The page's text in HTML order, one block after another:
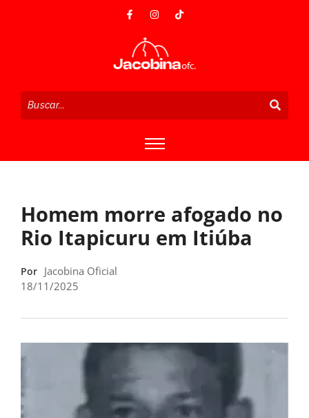
Homem morre afogado no
Rio Itapicuru em Itiúba
Por Jacobina Oficial
18/11/2025